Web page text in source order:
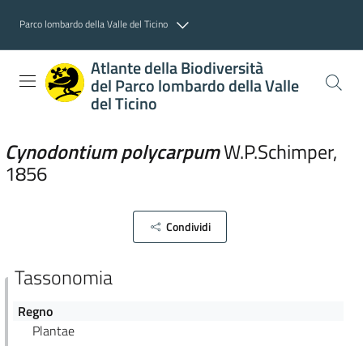
Parco lombardo della Valle del Ticino
Atlante della Biodiversità
del Parco lombardo della Valle
del Ticino
CynodontiumpolycarpumW.P.Schimper,
1856
Condividi
Tassonomia
Regno
Plantae